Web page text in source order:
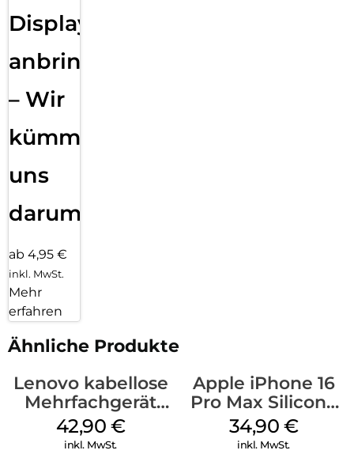
Displayfolie
anbringen
– Wir
kümmern
uns
darum!
ab 4,95 €
inkl. MwSt.
Mehr
erfahren
Ähnliche Produkte
Lenovo kabellose
Mehrfachgerät
Luna Grey
42,90 €
inkl. MwSt.
Apple iPhone 16
Pro Max Silicone
Case MagSafe
Denim
34,90 €
inkl. MwSt.